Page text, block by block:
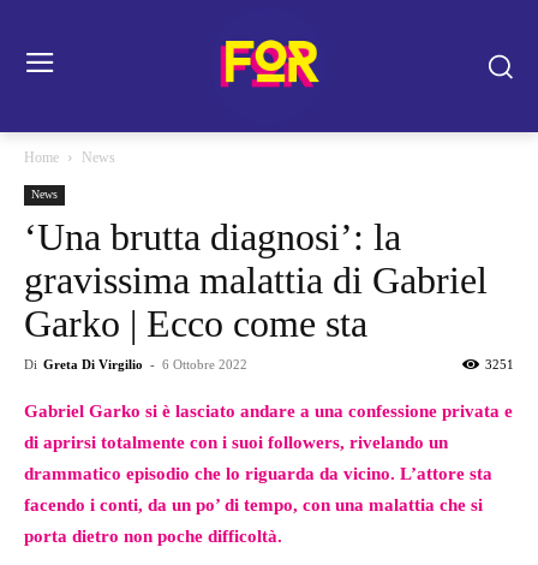
Home News
News
‘Una brutta diagnosi’: la
gravissima malattia di Gabriel
Garko | Ecco come sta
Di Greta Di Virgilio - 6 Ottobre 2022 3251
Gabriel Garko si è lasciato andare a una confessione privata e
di aprirsi totalmente con i suoi followers, rivelando un
drammatico episodio che lo riguarda da vicino. L’attore sta
facendo i conti, da un po’ di tempo, con una malattia che si
porta dietro non poche difficoltà.